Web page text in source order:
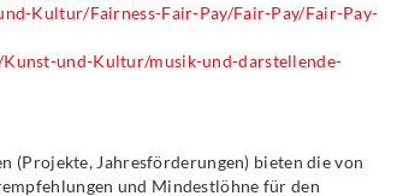
Kultur/Fairness-Fair-Pay/Fair-Pay/Fair-Pay-
Kunst-und-Kultur/musik-und-darstellende-
Jahresförderungen) bieten die von
und Mindestlöhne für den